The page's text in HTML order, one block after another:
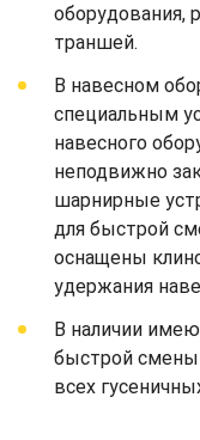
оборудования,
траншей.
В навесном
специальным
навесного
неподвижно
шарнирные
для быстрой
оснащены
удержания
В наличии
быстрой смены
всех